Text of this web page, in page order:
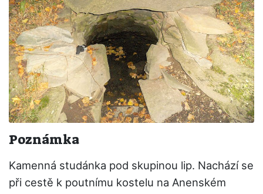
Poznámka
Kamenná studánka pod skupinou lip. Nachází se
při cestě k poutnímu kostelu na Anenském